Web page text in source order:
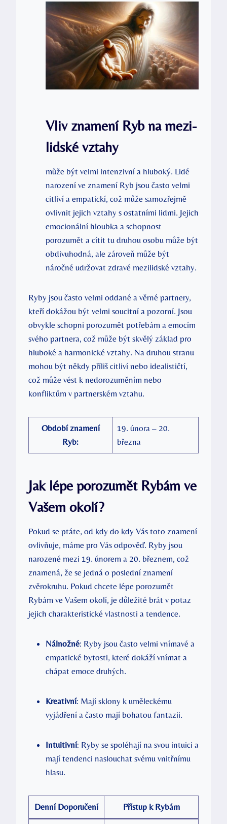
Vliv znamení Ryb na mezi-
lidské vztahy
může být velmi intenzivní a hluboký. Lidé
narození ve znamení Ryb jsou často velmi
citliví a empatickí, což může samozřejmě
ovlivnit jejich vztahy s ostatními lidmi. Jejich
emocionální hloubka a schopnost
porozumět a cítit tu druhou osobu může být
obdivuhodná, ale zároveň může být
náročné udržovat zdravé mezilidské vztahy.
Ryby jsou často velmi oddané a věrné partnery,
kteří dokážou být velmi soucitní a pozorní. Jsou
obvykle schopni porozumět potřebám a emocím
svého partnera, což může být skvělý základ pro
hluboké a harmonické vztahy. Na druhou stranu
mohou být někdy příliš citliví nebo idealističtí,
což může vést k nedorozuměním nebo
konfliktům v partnerském vztahu.
Období znamení
Ryb:
19. února – 20.
března
Jak lépe porozumět Rybám ve
Vašem okolí?
Pokud se ptáte, od kdy do kdy Vás toto znamení
ovlivňuje, máme pro Vás odpověď. Ryby jsou
narozené mezi 19. únorem a 20. březnem, což
znamená, že se jedná o poslední znamení
zvěrokruhu. Pokud chcete lépe porozumět
Rybám ve Vašem okolí, je důležité brát v potaz
jejich charakteristické vlastnosti a tendence.
Nálnožné: Ryby jsou často velmi vnímavé a
empatické bytosti, které dokáží vnímat a
chápat emoce druhých.
Kreativní: Mají sklony k uměleckému
vyjádření a často mají bohatou fantazii.
Intuitivní: Ryby se spoléhají na svou intuici a
mají tendenci naslouchat svému vnitřnímu
hlasu.
Denní Doporučení Přístup k Rybám